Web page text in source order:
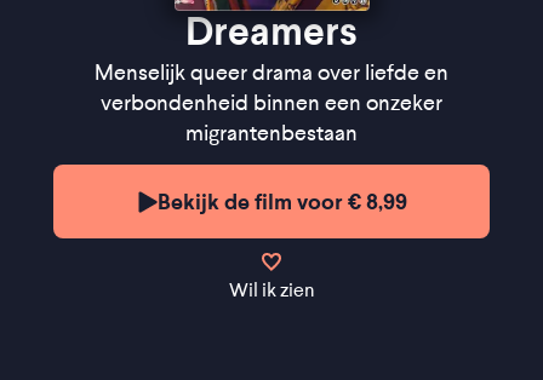
Dreamers
Menselijk queer drama over liefde en
verbondenheid binnen een onzeker
migrantenbestaan
Bekijk de film voor € 8,99
Wil ik zien